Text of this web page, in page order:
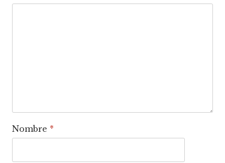
Nombre *